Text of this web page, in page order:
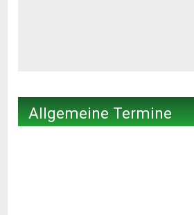
Allgemeine Termine